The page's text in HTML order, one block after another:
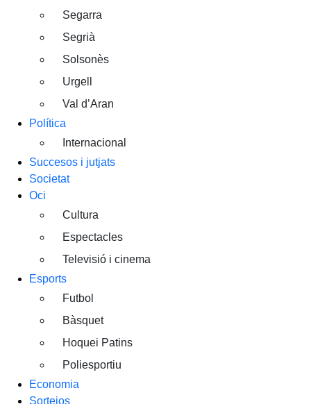
Segarra
Segrià
Solsonès
Urgell
Val d’Aran
Política
Internacional
Succesos i jutjats
Societat
Oci
Cultura
Espectacles
Televisió i cinema
Esports
Futbol
Bàsquet
Hoquei Patins
Poliesportiu
Economia
Sortejos